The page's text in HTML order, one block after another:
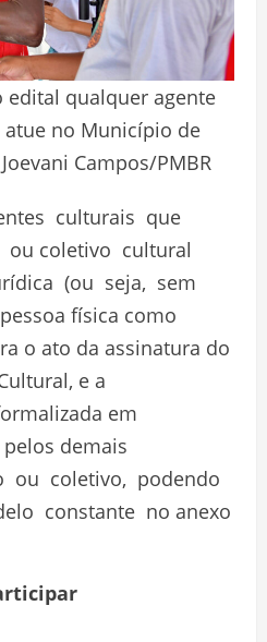
edital qualquer agente
no Município de
Campos/PMBR
culturais que
coletivo cultural
(ou seja, sem
física como
o ato da assinatura do
e a
em
demais
ou coletivo, podendo
constante no anexo